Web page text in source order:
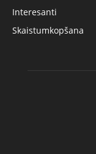
Interesanti
Skaistumkopšana